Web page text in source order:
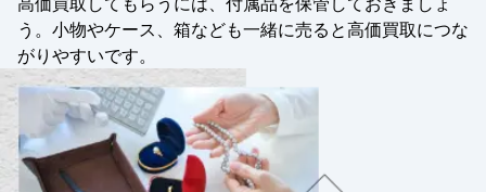
う。小物やケース、箱なども一緒に売ると高価買取につな
がりやすいです。